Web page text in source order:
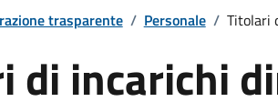
trasparente / Personale / Titolari
di incarichi